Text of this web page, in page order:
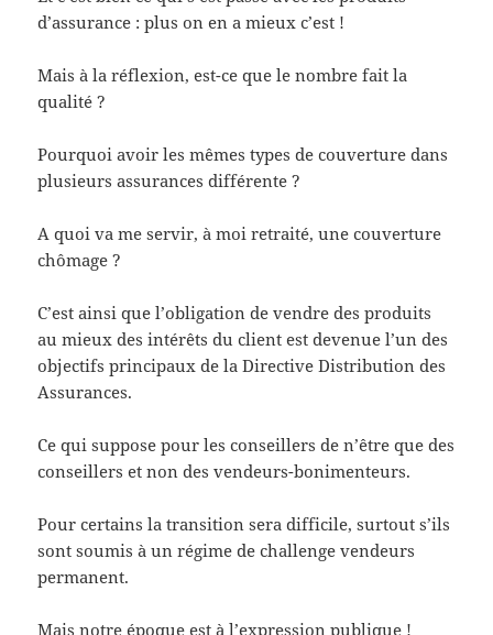
d’assurance : plus on en a mieux c’est !
Mais à la réflexion, est-ce que le nombre fait la
qualité ?
Pourquoi avoir les mêmes types de couverture dans
plusieurs assurances différente ?
A quoi va me servir, à moi retraité, une couverture
chômage ?
C’est ainsi que l’obligation de vendre des produits
au mieux des intérêts du client est devenue l’un des
objectifs principaux de la Directive Distribution des
Assurances.
Ce qui suppose pour les conseillers de n’être que des
conseillers et non des vendeurs-bonimenteurs.
Pour certains la transition sera difficile, surtout s’ils
sont soumis à un régime de challenge vendeurs
permanent.
Mais notre époque est à l’expression publique !